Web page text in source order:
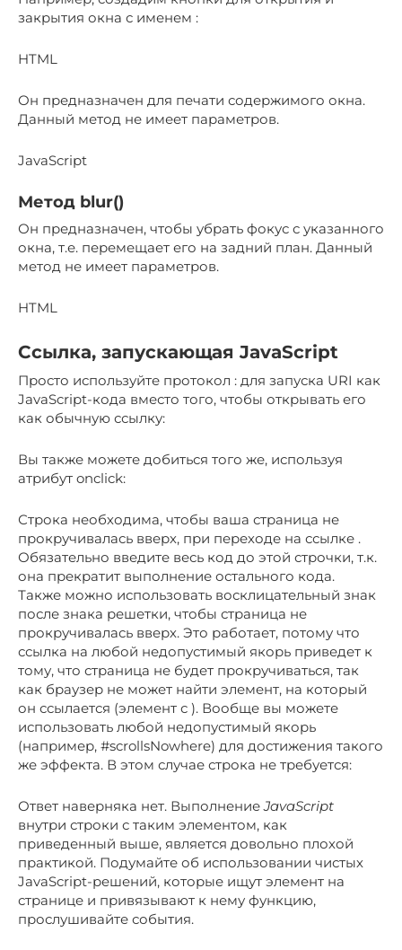
закрытия окна с именем :
HTML
Он предназначен для печати содержимого окна.
Данный метод не имеет параметров.
JavaScript
Метод blur()
Он предназначен, чтобы убрать фокус с указанного
окна, т.е. перемещает его на задний план. Данный
метод не имеет параметров.
HTML
Ссылка, запускающая JavaScript
Просто используйте протокол : для запуска URI как
JavaScript-кода вместо того, чтобы открывать его
как обычную ссылку:
Вы также можете добиться того же, используя
атрибут onclick:
Строка необходима, чтобы ваша страница не
прокручивалась вверх, при переходе на ссылке .
Обязательно введите весь код до этой строчки, т.к.
она прекратит выполнение остального кода.
Также можно использовать восклицательный знак
после знака решетки, чтобы страница не
прокручивалась вверх. Это работает, потому что
ссылка на любой недопустимый якорь приведет к
тому, что страница не будет прокручиваться, так
как браузер не может найти элемент, на который
он ссылается (элемент с ). Вообще вы можете
использовать любой недопустимый якорь
(например, #scrollsNowhere) для достижения такого
же эффекта. В этом случае строка не требуется:
Ответ наверняка нет. ВыполнениеJavaScript
внутри строки с таким элементом, как
приведенный выше, является довольно плохой
практикой. Подумайте об использовании чистых
JavaScript-решений, которые ищут элемент на
странице и привязывают к нему функцию,
прослушивайте события.